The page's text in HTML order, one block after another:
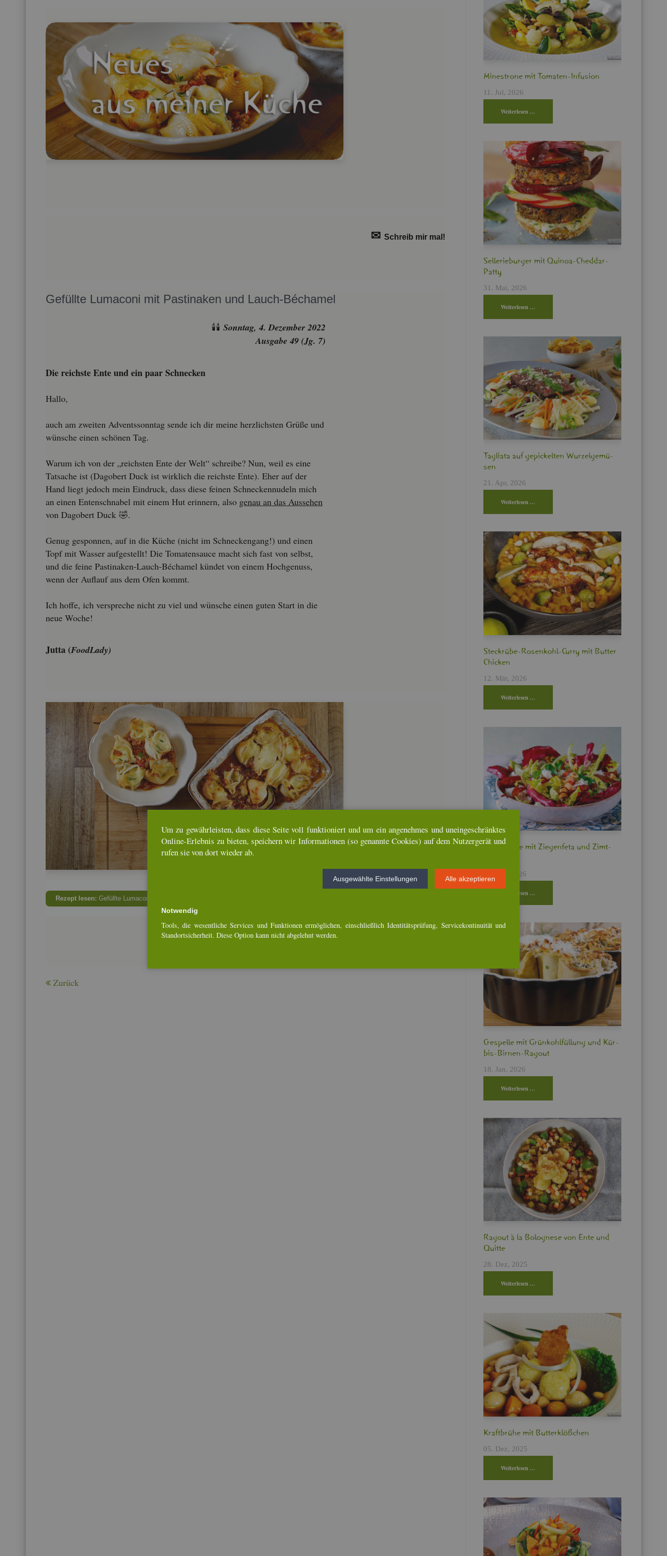
✉ Schreib mir mal!
Ge­füll­te Lu­ma­co­ni mit Pas­ti­na­ken und Lauch-Bé­cha­mel
🕯️🕯️ Sonn­tag, 4. De­zem­ber 2022
Aus­ga­be 49 (Jg. 7)
Die reichs­te Ente und ein paar Schne­cken
Hallo,
auch am zwei­ten Ad­vents­sonn­tag sende ich dir meine herz­lichs­ten Grüße und
wün­sche einen schö­nen Tag.
Warum ich von der „reichs­ten Ente der Welt“ schrei­be? Nun, weil es eine
Tat­sa­che ist (Da­go­bert Duck ist wirk­lich die reichs­te Ente). Eher auf der
Hand liegt je­doch mein Ein­druck, dass diese fei­nen Schne­cken­nu­deln mich
an einen En­ten­schna­bel mit einem Hut er­in­nern, also genau an das Aus­se­hen
von Da­go­bert Duck 🤣.
Genug ge­spon­nen, auf in die Küche (nicht im Schne­cken­gang!) und einen
Topf mit Was­ser auf­ge­stellt! Die To­ma­ten­sauce macht sich fast von selbst,
und die feine Pas­ti­na­ken-Lauch-Bé­cha­mel kün­det von einem Hoch­ge­nuss,
wenn der Auf­lauf aus dem Ofen kommt.
Ich hoffe, ich ver­spre­che nicht zu viel und wün­sche einen guten Start in die
neue Woche!
Jutta (Food­La­dy)
Re­zept lesen: Ge­füll­te Lu­ma­co­ni mit Pas­ti­na­ken und Lauch-Bé­cha­mel
Zu­rück
Min­es­tro­ne mit To­ma­ten-In­fu­si­on
11. Jul, 2026
Wei­ter­le­sen …
Sel­le­rie­bur­ger mit Qui­noa-Ched­dar-
Patty
31. Mai, 2026
Wei­ter­le­sen …
Ta­glia­ta auf ge­pi­ckel­ten Wur­zel­ge­mü­
sen
21. Apr, 2026
Wei­ter­le­sen …
Steck­rü­be-Ro­sen­kohl-Curry mit But­ter
Chi­cken
12. Mär, 2026
Wei­ter­le­sen …
Bit­ter­sa­la­te mit Zie­gen­fe­ta und Zimt­
17. Feb, 2026
Wei­ter­le­sen …
Cres­pel­le mit Grün­kohl­fül­lung und Kür­
bis-Bir­nen-Ra­gout
18. Jan, 2026
Wei­ter­le­sen …
Ra­gout à la Bo­lo­gne­se von Ente und
Quit­te
28. Dez, 2025
Wei­ter­le­sen …
Kraft­brü­he mit But­ter­klö­ßchen
05. Dez, 2025
Wei­ter­le­sen …
Um zu ge­währ­leis­ten, dass diese Seite voll funk­tio­niert und um ein an­ge­neh­mes und un­ein­ge­schränk­tes
On­line-Er­leb­nis zu bie­ten, spei­chern wir In­for­ma­tio­nen (so ge­nann­te Coo­kies) auf dem Nut­zer­ge­rät und
rufen sie von dort wie­der ab.
Aus­ge­wähl­te Ein­stel­lun­gen Alle ak­zep­tie­ren
Not­wen­dig
Tools, die we­sent­li­che Ser­vices und Funk­tio­nen er­mög­li­chen, ein­schlie­ß­lich Iden­ti­täts­prü­fung, Ser­vice­kon­ti­nui­tät und
Stand­ort­si­cher­heit. Diese Op­ti­on kann nicht ab­ge­lehnt wer­den.